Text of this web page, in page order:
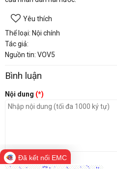
Yêu thích
Thể loại: Nội chính
Tác giả:
Nguồn tin: VOV5
Bình luận
Nội dung (*)
Mã bảo vệ (*)
Đã kết nối EMC